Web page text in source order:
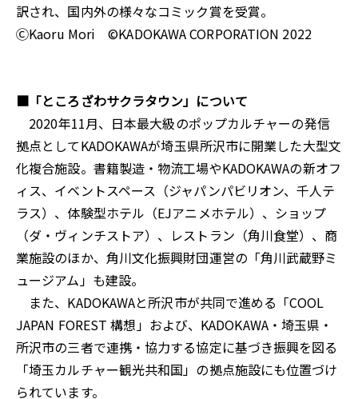
訳され、国内外の様々なコミック賞を受賞。
ⒸKaoru Mori ©KADOKAWA CORPORATION 2022
■「ところざわサクラタウン」について
2020年11月、日本最大級のポップカルチャーの発信
拠点としてKADOKAWAが埼玉県所沢市に開業した大型文
化複合施設。書籍製造・物流工場やKADOKAWAの新オフ
ィス、イベントスペース（ジャパンパビリオン、千人テ
ラス）、体験型ホテル（EJアニメホテル）、ショップ
（ダ・ヴィンチストア）、レストラン（角川食堂）、商
業施設のほか、角川文化振興財団運営の「角川武蔵野ミ
ュージアム」も建設。
また、KADOKAWAと所沢市が共同で進める「COOL
JAPAN FOREST 構想」および、KADOKAWA・埼玉県・
所沢市の三者で連携・協力する協定に基づき振興を図る
「埼玉カルチャー観光共和国」の拠点施設にも位置づけ
られています。